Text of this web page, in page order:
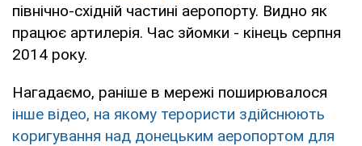
північно-східній частині аеропорту. Видно як
працює артилерія. Час зйомки - кінець серпня
2014 року.
Нагадаємо, раніше в мережі поширювалося
інше відео, на якому терористи здійснюють
коригування над донецьким аеропортом для